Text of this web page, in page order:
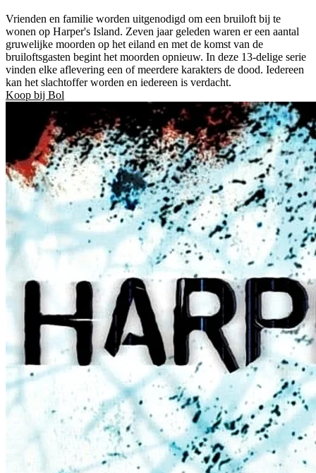
Vrienden en familie worden uitgenodigd om een bruiloft bij te
wonen op Harper's Island. Zeven jaar geleden waren er een aantal
gruwelijke moorden op het eiland en met de komst van de
bruiloftsgasten begint het moorden opnieuw. In deze 13-delige serie
vinden elke aflevering een of meerdere karakters de dood. Iedereen
kan het slachtoffer worden en iedereen is verdacht.
Koop bij Bol